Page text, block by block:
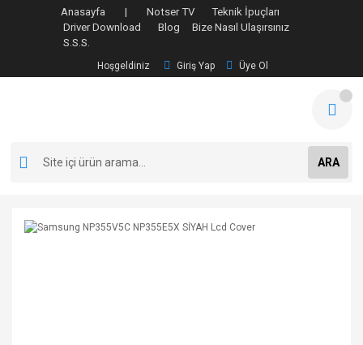
Anasayfa | Notser TV
Teknik İpuçları
Driver Download
Blog
Bize Nasıl Ulaşırsınız
S.S.S.
Hoşgeldiniz Giriş Yap Üye Ol
ARA